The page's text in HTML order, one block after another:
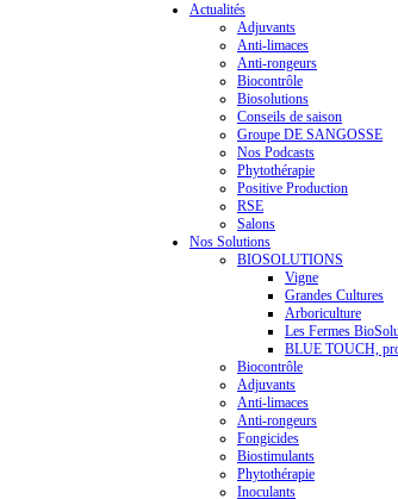
Actualités
Adjuvants
Anti-limaces
Anti-rongeurs
Biocontrôle
Biosolutions
Conseils de saison
Groupe DE SANGOSSE
Nos Podcasts
Phytothérapie
Positive Production
RSE
Salons
Nos Solutions
BIOSOLUTIONS
Vigne
Grandes Cultures
Arboriculture
Les Fermes
BLUE TOUCH,
Biocontrôle
Adjuvants
Anti-limaces
Anti-rongeurs
Fongicides
Biostimulants
Phytothérapie
Inoculants